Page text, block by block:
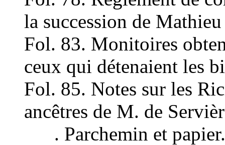
la succession de
Fol. 83. Monitoires
ceux qui détenaient les
Fol. 85. Notes sur les
ancêtres de M. de
. Parchemin et